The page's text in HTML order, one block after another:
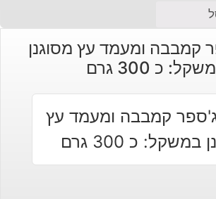
קמבבה ומעמד עץ מסוגנן
כ 300 גרם